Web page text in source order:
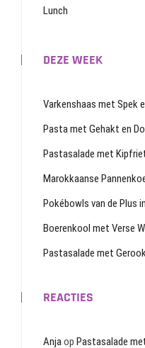
Lunch
DEZE WEEK
Varkenshaas met Spek
Pasta met Gehakt en
Pastasalade met
Marokkaanse
Pokébowls van de Plus
Boerenkool met Verse
Pastasalade met
REACTIES
Anjaop Pastasalade